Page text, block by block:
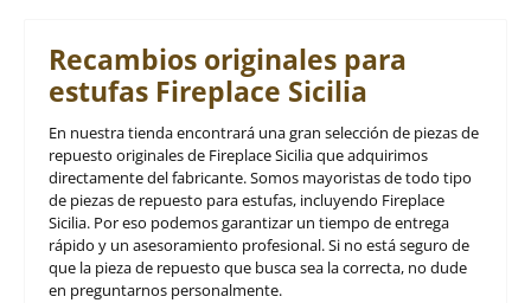
Recambios originales para
estufas Fireplace Sicilia
En nuestra tienda encontrará una gran selección de piezas de
repuesto originales de Fireplace Sicilia que adquirimos
directamente del fabricante. Somos mayoristas de todo tipo
de piezas de repuesto para estufas, incluyendo Fireplace
Sicilia. Por eso podemos garantizar un tiempo de entrega
rápido y un asesoramiento profesional. Si no está seguro de
que la pieza de repuesto que busca sea la correcta, no dude
en preguntarnos personalmente.